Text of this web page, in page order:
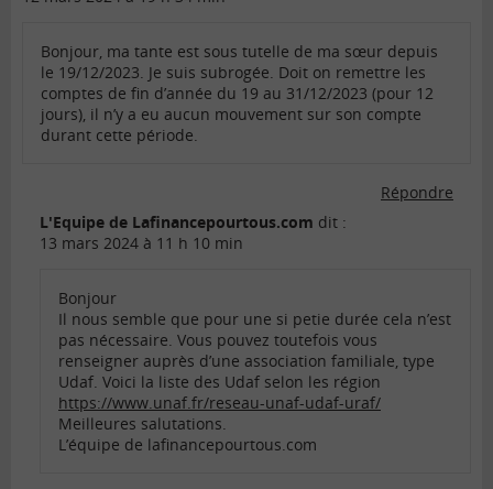
Bonjour, ma tante est sous tutelle de ma sœur depuis
le 19/12/2023. Je suis subrogée. Doit on remettre les
comptes de fin d’année du 19 au 31/12/2023 (pour 12
jours), il n’y a eu aucun mouvement sur son compte
durant cette période.
Répondre
L'Equipe de Lafinancepourtous.com dit :
13 mars 2024 à 11 h 10 min
Bonjour
Il nous semble que pour une si petie durée cela n’est
pas nécessaire. Vous pouvez toutefois vous
renseigner auprès d’une association familiale, type
Udaf. Voici la liste des Udaf selon les région
https://www.unaf.fr/reseau-unaf-udaf-uraf/
Meilleures salutations.
L’équipe de lafinancepourtous.com